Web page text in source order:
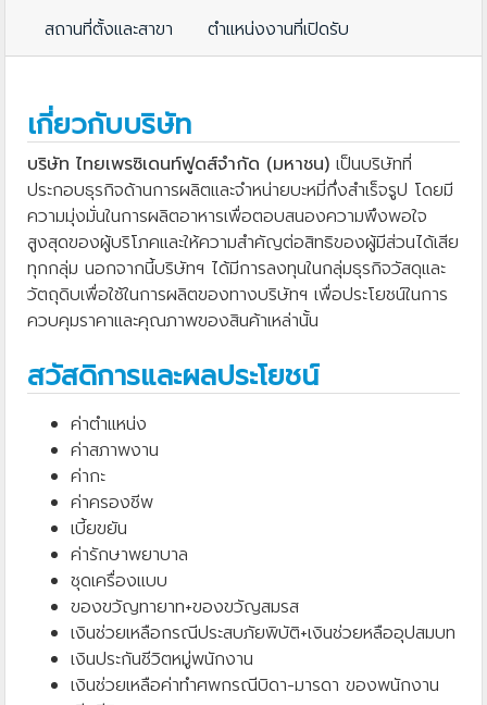
สถานที่ตั้งและสาขา
ตำแหน่งงานที่เปิดรับ
เกี่ยวกับบริษัท
บริษัท ไทยเพรซิเดนท์ฟูดส์จำกัด (มหาชน)เป็นบริษัทที่
ประกอบธุรกิจด้านการผลิตและจำหน่ายบะหมี่กึ่งสำเร็จรูป โดยมี
ความมุ่งมั่นในการผลิตอาหารเพื่อตอบสนองความพึงพอใจ
สูงสุดของผู้บริโภคและให้ความสำคัญต่อสิทธิของผู้มีส่วนได้เสีย
ทุกกลุ่ม นอกจากนี้บริษัทฯ ได้มีการลงทุนในกลุ่มธุรกิจวัสดุและ
วัตถุดิบเพื่อใช้ในการผลิตของทางบริษัทฯ เพื่อประโยชน์ในการ
ควบคุมราคาและคุณภาพของสินค้าเหล่านั้น
สวัสดิการและผลประโยชน์
ค่าตำแหน่ง
ค่าสภาพงาน
ค่ากะ
ค่าครองชีพ
เบี้ยขยัน
ค่ารักษาพยาบาล
ชุดเครื่องแบบ
ของขวัญทายาท+ของขวัญสมรส
เงินช่วยเหลือกรณีประสบภัยพิบัติ+เงินช่วยหลืออุปสมบท
เงินประกันชีวิตหมู่พนักงาน
เงินช่วยเหลือค่าทำศพกรณีบิดา-มารดา ของพนักงาน